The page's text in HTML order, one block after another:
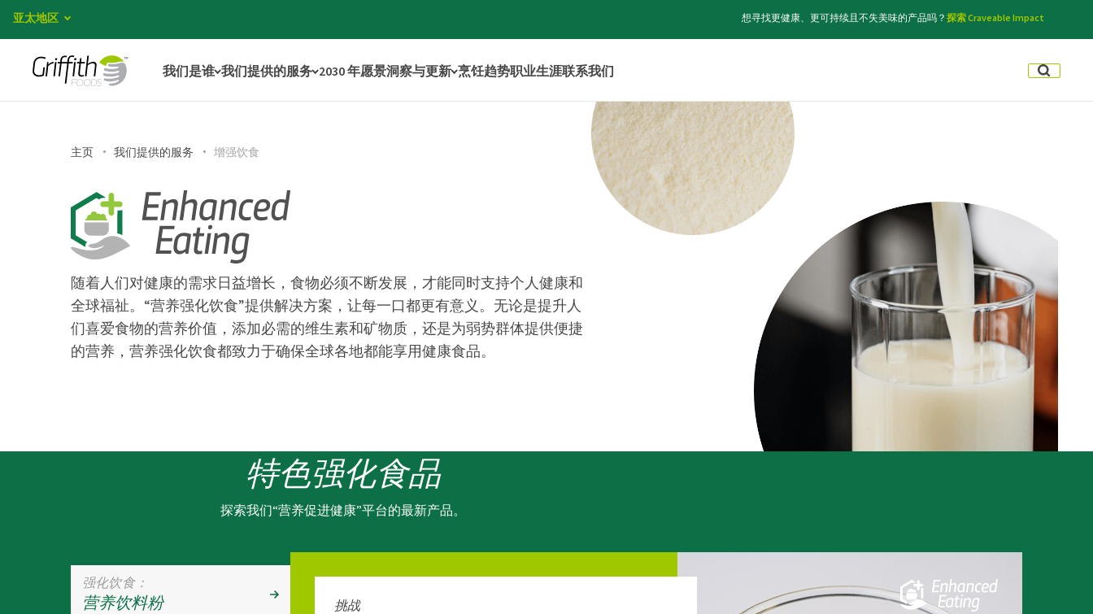
亚太地区 想寻找更健康、更可持续且不失美味的产品吗？ 探索 Craveable Impact
我们是谁 我们提供的服务 2030 年愿景洞察与更新 烹饪趋势职业生涯联系我们
主页 我们提供的服务 增强饮食
随着人们对健康的需求日益增长，食物必须不断发展，才能同时支持个人健康和
全球福祉。“营养强化饮食”提供解决方案，让每一口都更有意义。无论是提升人
们喜爱食物的营养价值，添加必需的维生素和矿物质，还是为弱势群体提供便捷
的营养，营养强化饮食都致力于确保全球各地都能享用健康食品。
特色强化食品
探索我们“营养促进健康”平台的最新产品。
强化饮食：
营养饮料粉 挑战